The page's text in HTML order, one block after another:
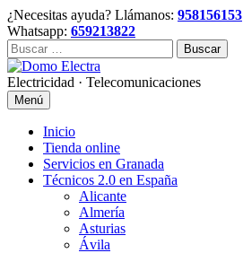
Skip
to
content
¿Necesitas ayuda? Llámanos: 958156153
Whatsapp: 659213822
Buscar:
Electricidad · Telecomunicaciones
Menú
Inicio
Tienda online
Servicios en Granada
Técnicos 2.0 en España
Alicante
Almería
Asturias
Ávila